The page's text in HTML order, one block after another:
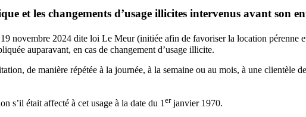
et les changements d’usage illicites intervenus avant son
novembre 2024 dite loi Le Meur (initiée afin de favoriser la location pérenne
auparavant, en cas de changement d’usage illicite.
de manière répétée à la journée, à la semaine ou au mois, à une clientèle
s’il était affecté à cet usage à la date du 1erjanvier 1970.